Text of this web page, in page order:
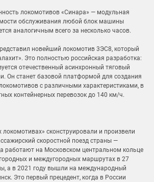
локомотивов «Синара» — модульная
обслуживания любой блок машины
аналогичным всего за несколько часов.
новейший локомотив 3ЭС8, который
Это полностью российская разработка:
отечественный асинхронный тяговый
Он станет базовой платформой для создания
с различными характеристиками, в
контейнерных перевозок до 140 км/ч.
локомотивах» сконструировали и произвели
скоростной поезд страны —
работают на Московском центральном кольце
и междугородных маршрутах в 27
а в 2021 году вышли на международный
Это первый прецедент, когда в России